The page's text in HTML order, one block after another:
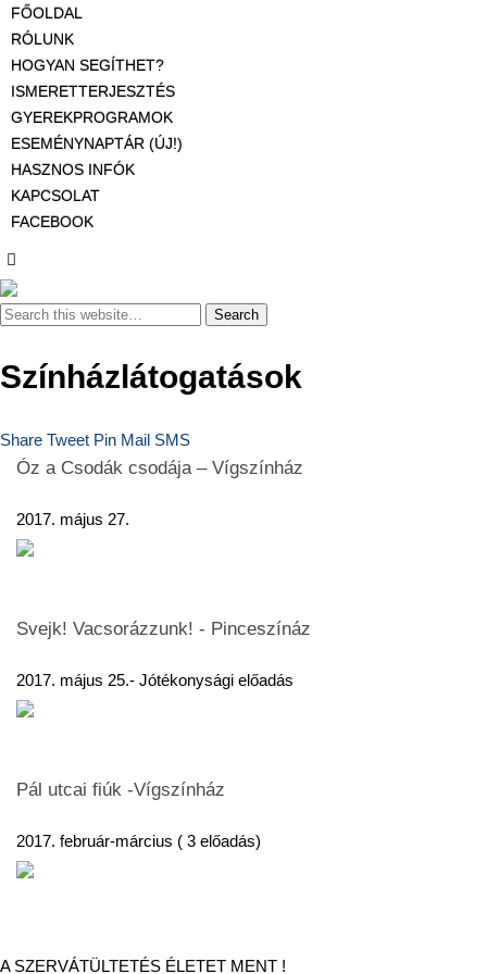
FŐOLDAL
RÓLUNK
HOGYAN SEGÍTHET?
ISMERETTERJESZTÉS
GYEREKPROGRAMOK
ESEMÉNYNAPTÁR (ÚJ!)
HASZNOS INFÓK
KAPCSOLAT
FACEBOOK
Színházlátogatások
Share Tweet Pin Mail SMS
Óz a Csodák csodája – Vígszínház
2017. május 27.
Svejk! Vacsorázzunk! - Pinceszínáz
2017. május 25.- Jótékonysági előadás
Pál utcai fiúk -Vígszínház
2017. február-március ( 3 előadás)
A SZERVÁTÜLTETÉS ÉLETET MENT !